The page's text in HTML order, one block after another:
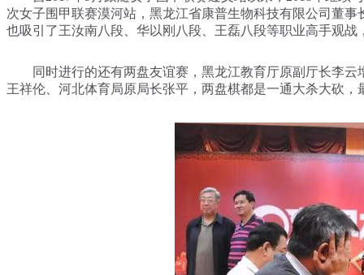
次女子围甲联赛漠河站，黑龙江省康普生物科技有限公司董
也吸引了王汝南八段、华以刚八段、王磊八段等职业高手观战
同时进行的还有两盘友谊赛，黑龙江教育厅原副厅长李云
王祥伦、河北体育局原局长张平，两盘棋都是一通大杀大砍，